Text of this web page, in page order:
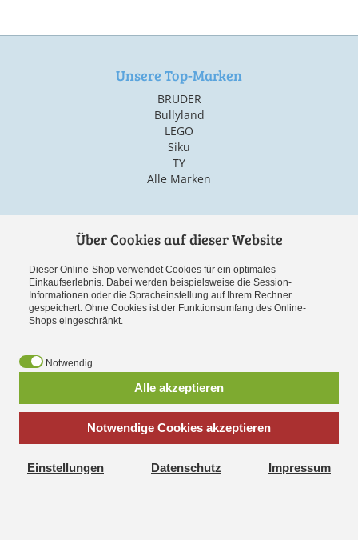
Cookies erleichtern die Bereitstellung unserer Dienste. Mit der
Unsere Top-Marken
BRUDER
Bullyland
LEGO
Siku
TY
Alle Marken
Informationen
Impressum
AGB
Datenschutz
Versand und Zahlung
Vertrag widerrufen
Service
Warenkorb
Hinweise zu Batterien
Über Cookies auf dieser Website
Dieser Online-Shop verwendet Cookies für ein optimales
Einkaufserlebnis. Dabei werden beispielsweise die Session-
Informationen oder die Spracheinstellung auf Ihrem Rechner
gespeichert. Ohne Cookies ist der Funktionsumfang des Online-
Shops eingeschränkt.
Notwendig
Alle akzeptieren
Notwendige Cookies akzeptieren
Einstellungen Datenschutz Impressum